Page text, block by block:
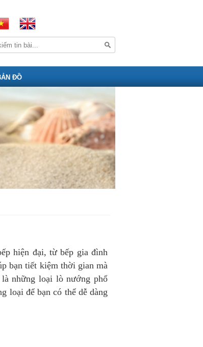
ĐỒ
hiện đại, từ bếp gia đình
bạn tiết kiệm thời gian mà
những loại lò nướng phổ
loại để bạn có thể dễ dàng